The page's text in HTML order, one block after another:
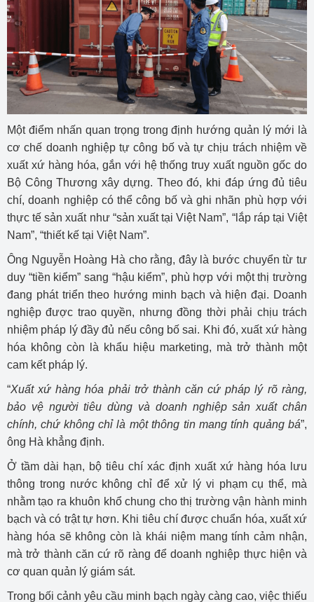
Một điểm nhấn quan trọng trong định hướng quản lý mới là
cơ chế doanh nghiệp tự công bố và tự chịu trách nhiệm về
xuất xứ hàng hóa, gắn với hệ thống truy xuất nguồn gốc do
Bộ Công Thương xây dựng. Theo đó, khi đáp ứng đủ tiêu
chí, doanh nghiệp có thể công bố và ghi nhãn phù hợp với
thực tế sản xuất như “sản xuất tại Việt Nam”, “lắp ráp tại Việt
Nam”, “thiết kế tại Việt Nam”.
Ông Nguyễn Hoàng Hà cho rằng, đây là bước chuyển từ tư
duy “tiền kiểm” sang “hậu kiểm”, phù hợp với một thị trường
đang phát triển theo hướng minh bạch và hiện đại. Doanh
nghiệp được trao quyền, nhưng đồng thời phải chịu trách
nhiệm pháp lý đầy đủ nếu công bố sai. Khi đó, xuất xứ hàng
hóa không còn là khẩu hiệu marketing, mà trở thành một
cam kết pháp lý.
“Xuất xứ hàng hóa phải trở thành căn cứ pháp lý rõ ràng,
bảo vệ người tiêu dùng và doanh nghiệp sản xuất chân
chính, chứ không chỉ là một thông tin mang tính quảng bá”,
ông Hà khẳng định.
Ở tầm dài hạn, bộ tiêu chí xác định xuất xứ hàng hóa lưu
thông trong nước không chỉ để xử lý vi phạm cụ thể, mà
nhằm tạo ra khuôn khổ chung cho thị trường vận hành minh
bạch và có trật tự hơn. Khi tiêu chí được chuẩn hóa, xuất xứ
hàng hóa sẽ không còn là khái niệm mang tính cảm nhận,
mà trở thành căn cứ rõ ràng để doanh nghiệp thực hiện và
cơ quan quản lý giám sát.
Trong bối cảnh yêu cầu minh bạch ngày càng cao, việc thiếu